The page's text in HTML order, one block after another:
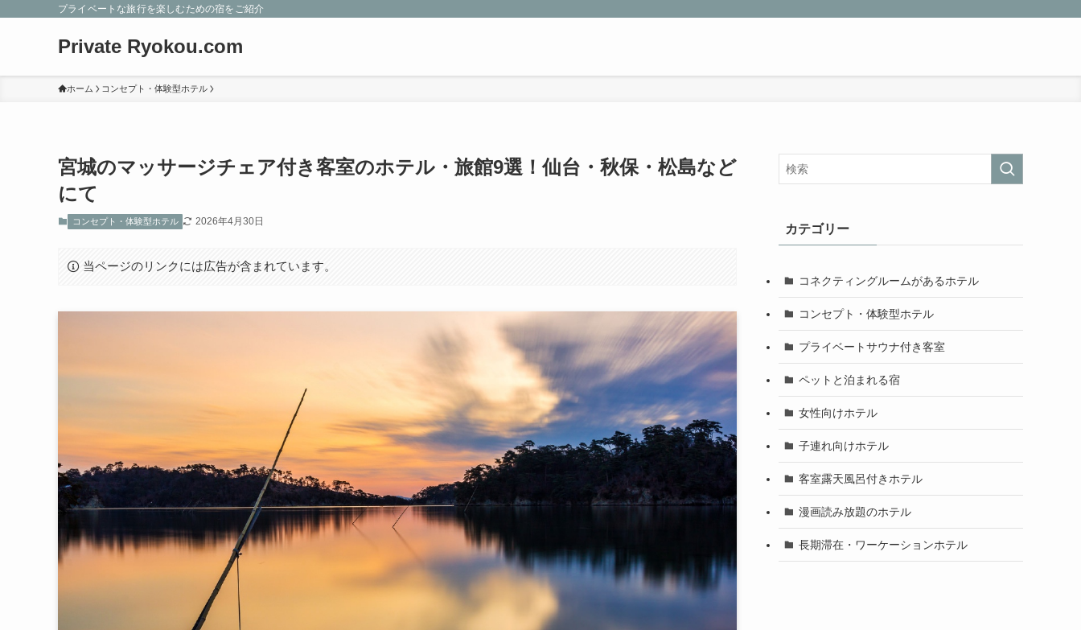
プライベートな旅行を楽しむための宿をご紹介
Private Ryokou.com
ホーム コンセプト・体験型ホテル
宮城のマッサージチェア付き客室のホテル・旅館9選！仙台・秋保・松島など
にて
コンセプト・体験型ホテル 2026年4月30日
当ページのリンクには広告が含まれています。
カテゴリー
コネクティングルームがあるホテル
コンセプト・体験型ホテル
プライベートサウナ付き客室
ペットと泊まれる宿
女性向けホテル
子連れ向けホテル
客室露天風呂付きホテル
漫画読み放題のホテル
長期滞在・ワーケーションホテル